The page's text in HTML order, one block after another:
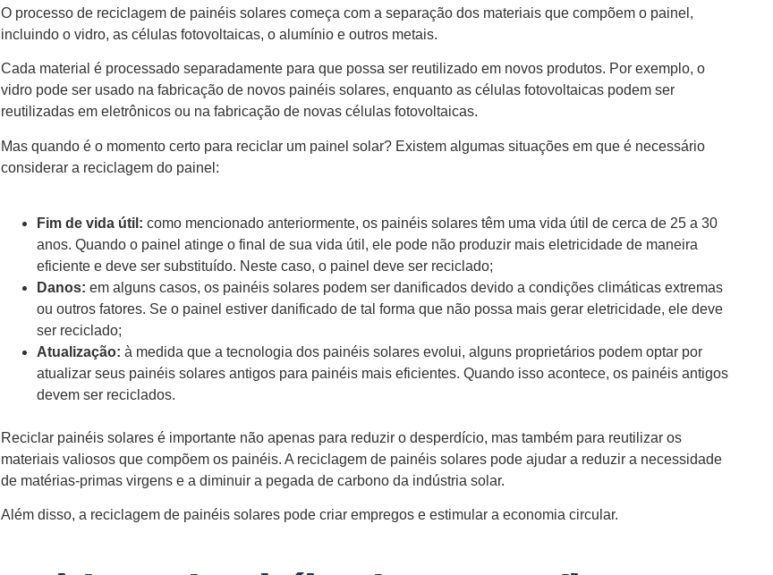
O processo de reciclagem de painéis solares começa com a separação dos materiais que compõem o painel,
incluindo o vidro, as células fotovoltaicas, o alumínio e outros metais.
Cada material é processado separadamente para que possa ser reutilizado em novos produtos. Por exemplo, o
vidro pode ser usado na fabricação de novos painéis solares, enquanto as células fotovoltaicas podem ser
reutilizadas em eletrônicos ou na fabricação de novas células fotovoltaicas.
Mas quando é o momento certo para reciclar um painel solar? Existem algumas situações em que é necessário
considerar a reciclagem do painel:
Fim de vida útil: como mencionado anteriormente, os painéis solares têm uma vida útil de cerca de 25 a 30
anos. Quando o painel atinge o final de sua vida útil, ele pode não produzir mais eletricidade de maneira
eficiente e deve ser substituído. Neste caso, o painel deve ser reciclado;
Danos: em alguns casos, os painéis solares podem ser danificados devido a condições climáticas extremas
ou outros fatores. Se o painel estiver danificado de tal forma que não possa mais gerar eletricidade, ele deve
ser reciclado;
Atualização: à medida que a tecnologia dos painéis solares evolui, alguns proprietários podem optar por
atualizar seus painéis solares antigos para painéis mais eficientes. Quando isso acontece, os painéis antigos
devem ser reciclados.
Reciclar painéis solares é importante não apenas para reduzir o desperdício, mas também para reutilizar os
materiais valiosos que compõem os painéis. A reciclagem de painéis solares pode ajudar a reduzir a necessidade
de matérias-primas virgens e a diminuir a pegada de carbono da indústria solar.
Além disso, a reciclagem de painéis solares pode criar empregos e estimular a economia circular.